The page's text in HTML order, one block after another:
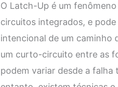
O Latch-Up é um
circuitos integrados, e
intencional de um caminho
um curto-circuito entre as
podem variar desde a